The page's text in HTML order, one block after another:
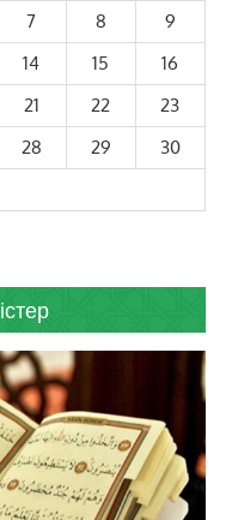
7 8
9
14 15
16
21 22
23
28 29
30